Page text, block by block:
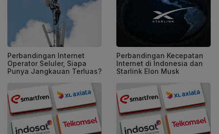
Perbandingan Internet
Operator Seluler, Siapa
Punya Jangkauan Terluas?
Perbandingan Kecepatan
Internet di Indonesia dan
Starlink Elon Musk